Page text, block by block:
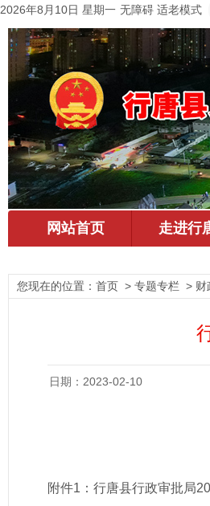
2026年8月10日 星期一 无障碍 适老模式
您现在的位置： 首页 > 专题专栏 >
日期：2023-02-10
附件1： 行唐县行政审批局